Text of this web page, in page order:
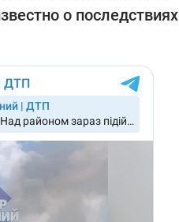
о последствиях